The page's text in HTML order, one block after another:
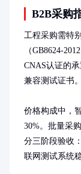
B2B采购
工程采购需特
（GB8624-
CNAS认证的
兼容测试证书。
价格构成中，
30%。批量采
分三阶段验收
联网测试系统